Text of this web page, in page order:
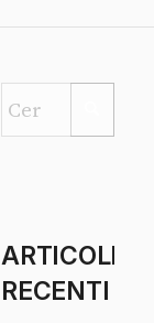
ARTICOLI
RECENTI